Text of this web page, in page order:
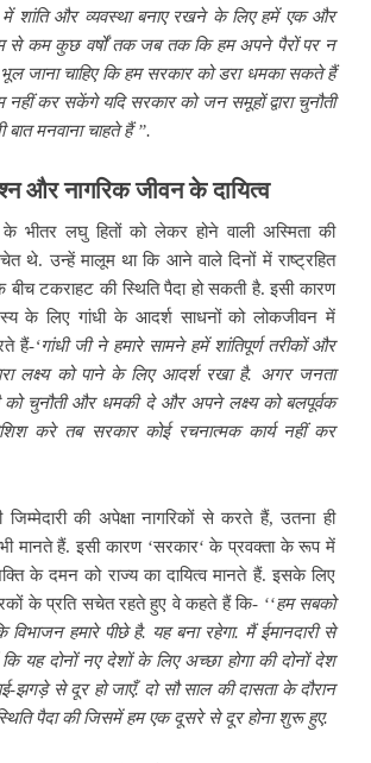
शांति और व्यवस्था बनाए रखने के लिए हमें एक और
से कम कुछ वर्षों तक जब तक कि हम अपने पैरों पर न
जाना चाहिए कि हम सरकार को डरा धमका सकते हैं
कर सकेंगे यदि सरकार को जन समूहों द्वारा चुनौती
बात मनवाना चाहते हैं ”.
और नागरिक जीवन के दायित्व
भीतर लघु हितों को लेकर होने वाली अस्मिता की
थे. उन्हें मालूम था कि आने वाले दिनों में राष्ट्रहित
टकराहट की स्थिति पैदा हो सकती है. इसी कारण
के लिए गांधी के आदर्श साधनों को लोकजीवन में
हैं-‘गांधी जी ने हमारे सामने हमें शांतिपूर्ण तरीकों और
लक्ष्य को पाने के लिए आदर्श रखा है. अगर जनता
को चुनौती और धमकी दे और अपने लक्ष्य को बलपूर्वक
करे तब सरकार कोई रचनात्मक कार्य नहीं कर
की अपेक्षा नागरिकों से करते हैं, उतना ही
मानते हैं. इसी कारण ‘सरकार‘ के प्रवक्ता के रूप में
के दमन को राज्य का दायित्व मानते हैं. इसके लिए
के प्रति सचेत रहते हुए वे कहते हैं कि- ‘‘हम सबको
विभाजन हमारे पीछे है. यह बना रहेगा. मैं ईमानदारी से
यह दोनों नए देशों के लिए अच्छा होगा की दोनों देश
झगड़े से दूर हो जाएँ. दो सौ साल की दासता के दौरान
पैदा की जिसमें हम एक दूसरे से दूर होना शुरू हुए.